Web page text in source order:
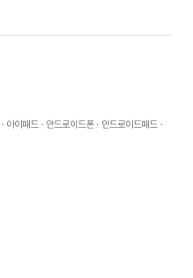
아이패드 안드로이드폰
안드로이드패드